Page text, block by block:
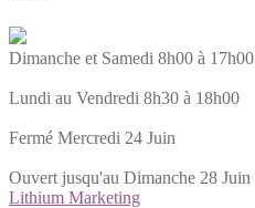
Dimanche et Samedi 8h00 à 17h00
Lundi au Vendredi 8h30 à 18h00
Fermé Mercredi 24 Juin
Ouvert jusqu'au Dimanche 28 Juin
Lithium Marketing